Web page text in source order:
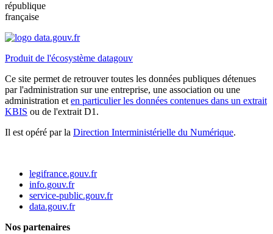
république
française
Produit de l'écosystème datagouv
Ce site permet de retrouver toutes les données publiques détenues
par l'administration sur une entreprise, une association ou une
administration et en particulier les données contenues dans un extrait
KBIS ou de l'extrait D1.
Il est opéré par la Direction Interministérielle du Numérique.
legifrance.gouv.fr
info.gouv.fr
service-public.gouv.fr
data.gouv.fr
Nos partenaires